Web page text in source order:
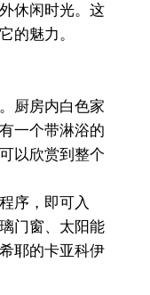
休闲时光。这
的魅力。
厨房内白色家
一个带淋浴的
以欣赏到整个
序，即可入
门窗、太阳能
耶的卡亚科伊